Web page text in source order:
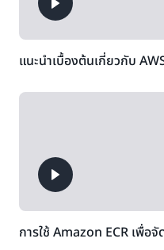
แนะนำเบื้องต้นเกี่ยวกับ
การใช้ Amazon ECR เพื่อ